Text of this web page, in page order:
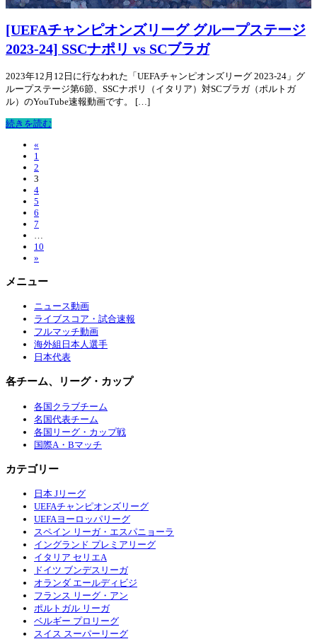
[UEFAチャンピオンズリーグ グループステージ
2023-24] SSCナポリ vs SCブラガ
2023年12月12日に行なわれた「UEFAチャンピオンズリーグ 2023-24」グ
ループステージ第6節、SSCナポリ（イタリア）対SCブラガ（ポルトガ
ル）のYouTube速報動画です。 […]
続きを読む
«
1
2
3
4
5
6
7
10
»
メニュー
ニュース動画
ライブスコア・試合速報
フルマッチ動画
海外組日本人選手
日本代表
各チーム、リーグ・カップ
各国クラブチーム
名国代表チーム
各国リーグ・カップ戦
国際A・Bマッチ
カテゴリー
日本 Jリーグ
UEFAチャンピオンズリーグ
UEFAヨーロッパリーグ
スペイン リーガ・エスパニョーラ
イングランド プレミアリーグ
イタリア セリエA
ドイツ ブンデスリーガ
オランダ エールディビジ
フランス リーグ・アン
ポルトガル リーガ
ベルギー プロリーグ
スイス スーパーリーグ